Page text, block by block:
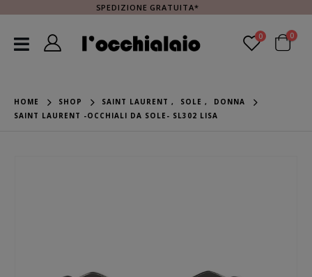
SPEDIZIONE GRATUITA*
0 0
HOME SHOP SAINT LAURENT , SOLE ,
DONNA
SAINT LAURENT -OCCHIALI DA SOLE- SL302 LISA